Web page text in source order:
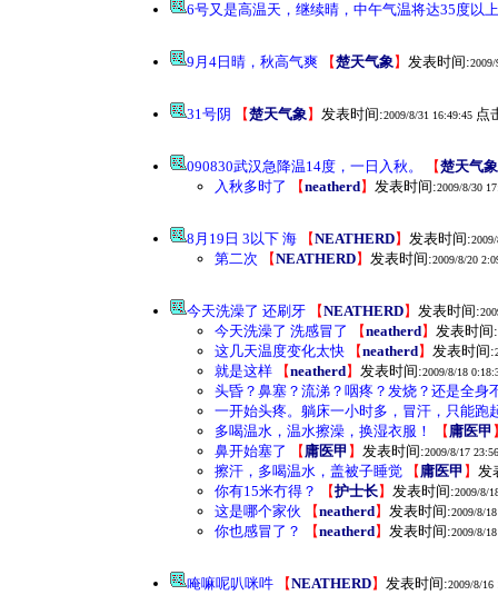
6号又是高温天，继续晴，中午气温将达35度以上
9月4日晴，秋高气爽 【楚天气象】 发表时间:
31号阴 【楚天气象】 发表时间:2009/8/31 16:49:45 点
090830武汉急降温14度，一日入秋。 【楚天气象
入秋多时了
【neatherd】 发表时间:2009/8/30
8月19日 3以下 海 【NEATHERD】 发表时间:
第二次 【NEATHERD】 发表时间:2009/8/20
今天洗澡了 还刷牙 【NEATHERD】 发表时间:
今天洗澡了 洗感冒了 【neatherd】 发表时间:
这几天温度变化太快
【neatherd】 发表时间:
就是这样 【neatherd】 发表时间:2009/8/18
头昏？鼻塞？流涕？咽疼？发烧？还是全身
一开始头疼。躺床一小时多，冒汗，只能跑
多喝温水，温水擦澡，换湿衣服！
【 庸医甲
鼻开始塞了
【 庸医甲 】 发表时间:2009/8/17
擦汗，多喝温水，盖被子睡觉 【 庸医甲 】 发
你有15米冇得？
【护士长】 发表时间:2009/8/
这是哪个家伙 【neatherd】 发表时间:2009/8/
你也感冒了？ 【neatherd】 发表时间:2009/8/
唵嘛呢叭咪吽 【NEATHERD】 发表时间:2009/8/16